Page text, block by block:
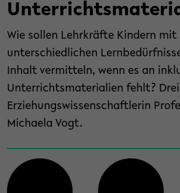
Wie sollen Lehrkräfte Kindern mit
unterschiedlichen
Inhalt vermitteln, wenn es an
Unterrichtsmaterialien fehlt? Drei
Erziehungswissenschaftlerin
Michaela Vogt.